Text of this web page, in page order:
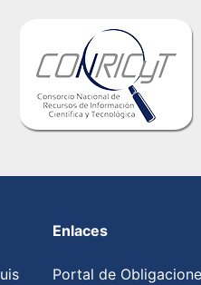
Enlaces
Portal de